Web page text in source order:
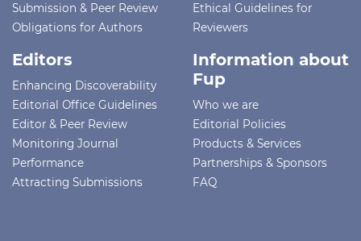
Submission & Peer Review
Obligations for Authors
Ethical Guidelines for
Reviewers
Editors
Enhancing Discoverability
Editorial Office Guidelines
Editor & Peer Review
Monitoring Journal
Performance
Attracting Submissions
Information about
Fup
Who we are
Editorial Policies
Products & Services
Partnerships & Sponsors
FAQ